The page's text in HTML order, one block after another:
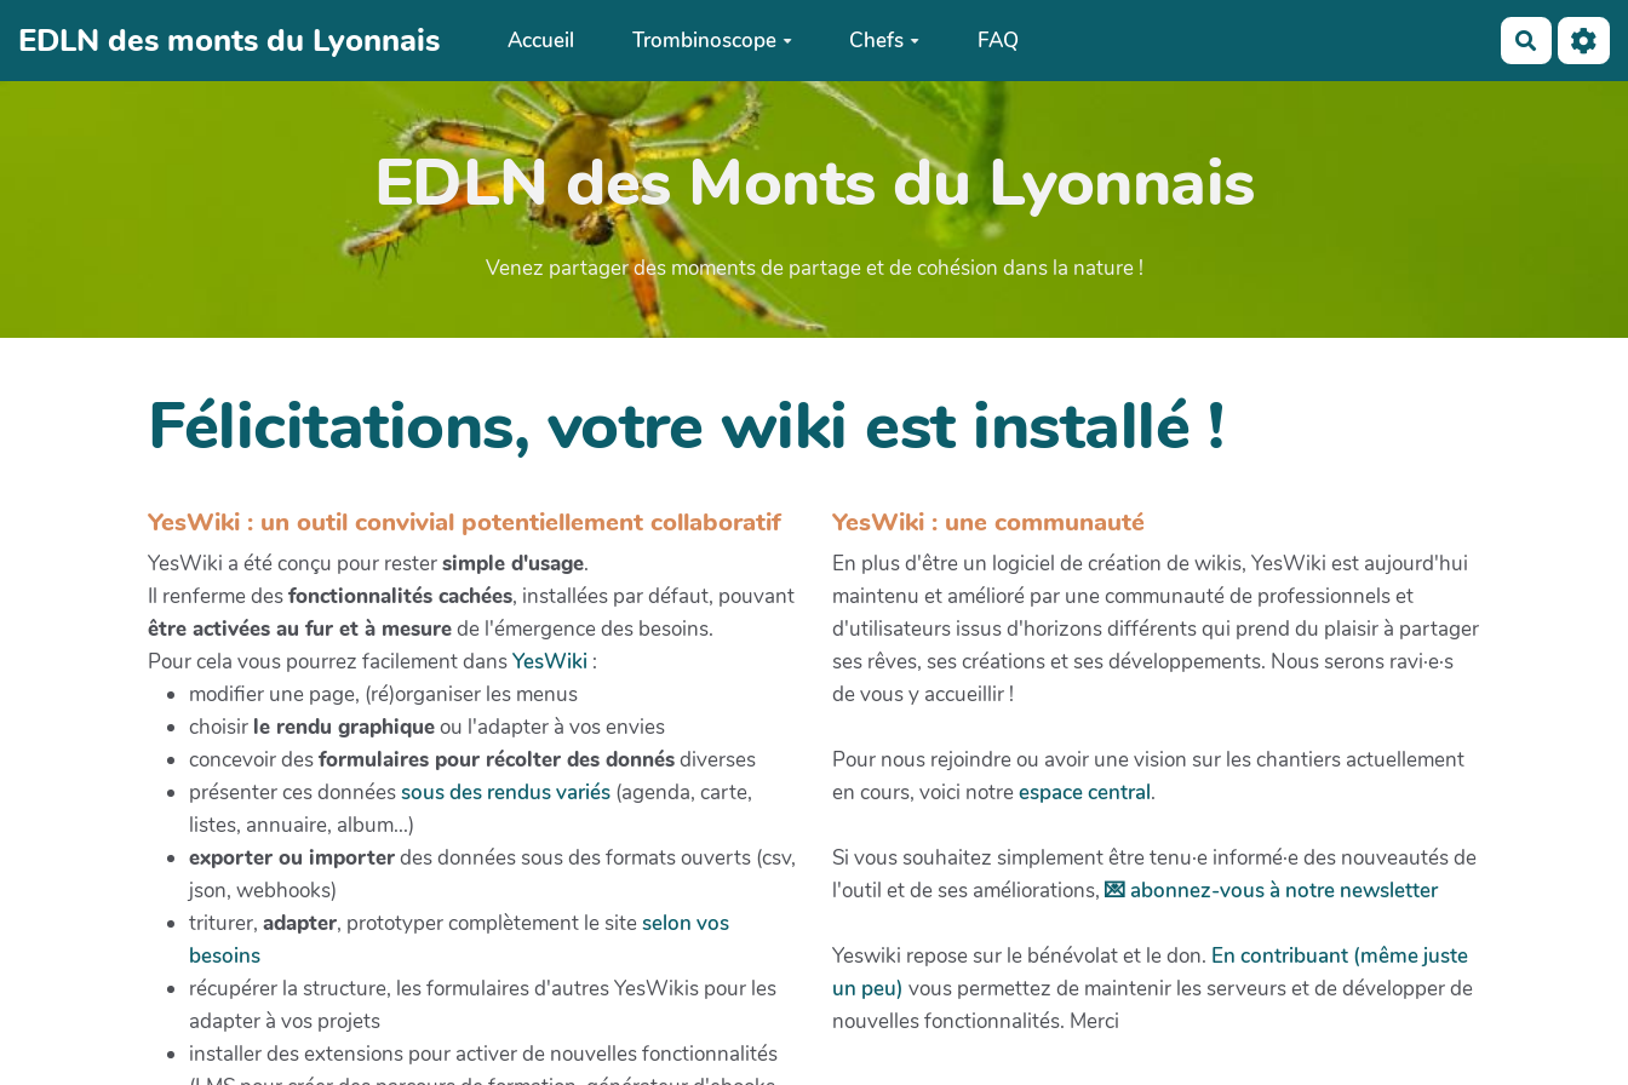
Aller au contenu principal
EDLN des monts du Lyonnais Accueil Trombinoscope Chefs FAQ
EDLN des Monts du Lyonnais
Venez partager des moments de partage et de cohésion dans la nature !
Félicitations, votre wiki est installé !
YesWiki : un outil convivial potentiellement collaboratif
YesWiki a été conçu pour restersimple d'usage.
Il renferme desfonctionnalités cachées, installées par défaut, pouvant
être activées au fur et à mesurede l'émergence des besoins.
Pour cela vous pourrez facilement dansYesWiki :
modifier une page, (ré)organiser les menus
choisir le rendu graphiqueou l'adapter à vos envies
concevoir desformulaires pour récolter des donnésdiverses
présenter ces donnéessous des rendus variés (agenda, carte,
listes, annuaire, album...)
exporter ou importerdes données sous des formats ouverts (csv,
json, webhooks)
triturer, adapter, prototyper complètement le siteselon vos
besoins
récupérer la structure, les formulaires d'autres YesWikis pour les
adapter à vos projets
installer des extensions pour activer de nouvelles fonctionnalités
YesWiki : une communauté
En plus d'être un logiciel de création de wikis, YesWiki est aujourd'hui
maintenu et amélioré par une communauté de professionnels et
d'utilisateurs issus d'horizons différents qui prend du plaisir à partager
ses rêves, ses créations et ses développements. Nous serons ravi·e·s
de vous y accueillir !
Pour nous rejoindre ou avoir une vision sur les chantiers actuellement
en cours, voici notreespace central.
Si vous souhaitez simplement être tenu·e informé·e des nouveautés de
l'outil et de ses améliorations, 💌 abonnez-vous à notre newsletter
Yeswiki repose sur le bénévolat et le don. En contribuant (même juste
un peu) vous permettez de maintenir les serveurs et de développer de
nouvelles fonctionnalités. Merci